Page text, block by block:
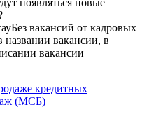
появляться новые
Без вакансий от кадровых
вакансии, в
вакансии
кредитных
(МСБ)